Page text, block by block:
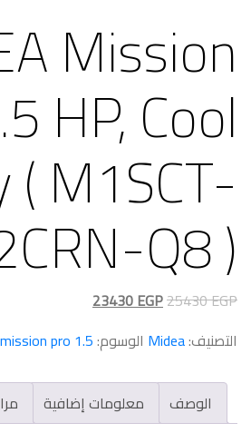
Mission
HP, Cool
( M1SCT-
Q8 )
25430EGP
السعر
هو:
25430 EGP.
23430EGP
السعر
هو:
23430 EGP.
التصنيف:Midea الوسوم:1.5 hp
mission pro
الوصف معلومات إضافية